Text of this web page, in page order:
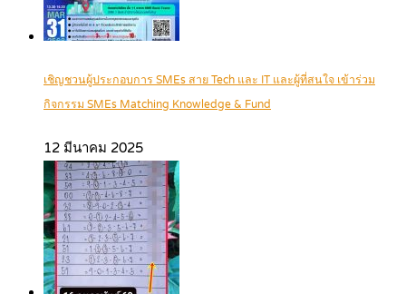
เชิญชวนผู้ประกอบการ SMEs สาย Tech และ IT และผู้ที่สนใจ เข้าร่วม
กิจกรรม SMEs Matching Knowledge & Fund
12 มีนาคม 2025